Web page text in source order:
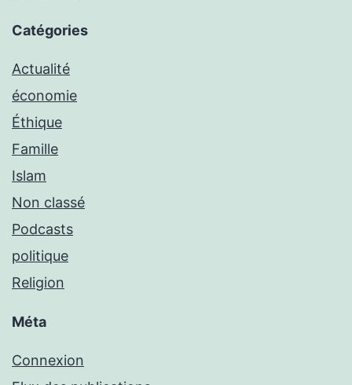
Catégories
Actualité
économie
Éthique
Famille
Islam
Non classé
Podcasts
politique
Religion
Méta
Connexion